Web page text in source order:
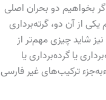
بخواهیم دو بحران اصلی
یکی از آن دو، گرته‌برداری
شاید چیزی مهم‌تر از
یا گرده‌برداری یا
ترکیب‌های غیر فارسی